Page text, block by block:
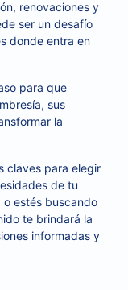
renovaciones y
ser un desafío
donde entra en
para que
sus
la
claves para elegir
de tu
o estés buscando
te brindará la
informadas y